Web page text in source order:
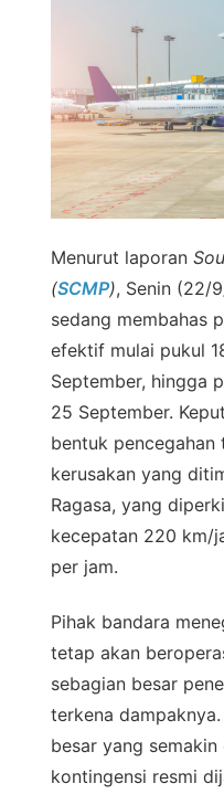
Menurut laporan
(SCMP), Senin (22/
sedang membahas
efektif mulai pukul
September, hingga
25 September.
bentuk pencegahan
kerusakan yang
Ragasa, yang
kecepatan 220 km/
per jam.
Pihak bandara
tetap akan
sebagian besar
terkena
besar yang
kontingensi resmi